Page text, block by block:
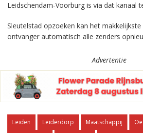
Leidschendam-Voorburg is via dat kanaal
Sleutelstad opzoeken kan het
ontvanger automatisch alle zenders
Advertentie
Leiden Leiderdorp Maatschappij